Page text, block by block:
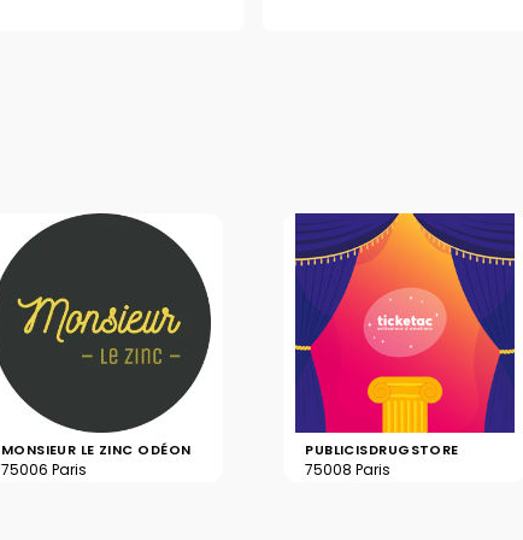
MONSIEUR LE ZINC ODÉON
75006 Paris
PUBLICISDRUGSTORE
75008 Paris